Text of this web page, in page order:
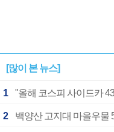
[많이 본 뉴스]
1 "올해 코스피 사이드카
2 백양산 고지대 마을우물